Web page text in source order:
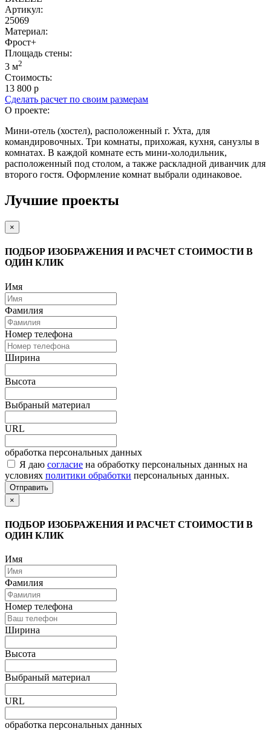
Артикул:
25069
Материал:
Фрост+
Площадь cтены:
3 м2
Стоимость:
13 800 р
Сделать расчет по своим размерам
О проекте:
Мини-отель (хостел), расположенный г. Ухта, для
командировочных. Три комнаты, прихожая, кухня, санузлы в
комнатах. В каждой комнате есть мини-холодильник,
расположенный под столом, а также раскладной диванчик для
второго гостя. Оформление комнат выбрали одинаковое.
Лучшие проекты
×
ПОДБОР ИЗОБРАЖЕНИЯ И РАСЧЕТ СТОИМОСТИ В
ОДИН КЛИК
Имя
Фамилия
Номер телефона
Ширина
Высота
Выбраный материал
URL
обработка персональных данных
Я даю согласие на обработку персональных данных на
условиях политики обработки персональных данных.
Отправить
×
ПОДБОР ИЗОБРАЖЕНИЯ И РАСЧЕТ СТОИМОСТИ В
ОДИН КЛИК
Имя
Фамилия
Номер телефона
Ширина
Высота
Выбраный материал
URL
обработка персональных данных